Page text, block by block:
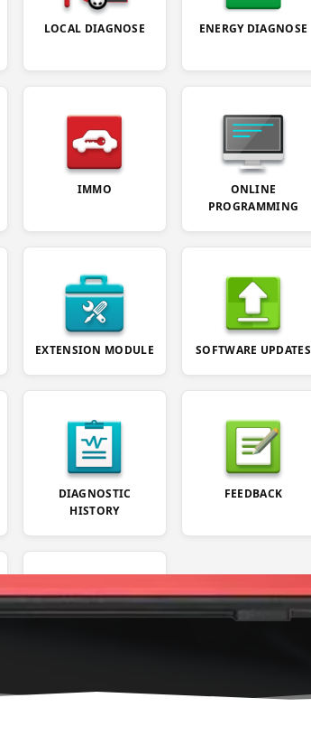
LOCAL DIAGNOSE ENERGY DIAGNOSE
IMMO
ONLINE
PROGRAMMING
EXTENSION MODULE SOFTWARE UPDATES
DIAGNOSTIC
HISTORY
FEEDBACK